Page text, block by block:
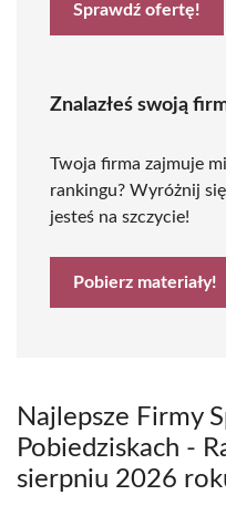
Sprawdź ofertę!
Znalazłeś swoją
Twoja firma zajmuje
rankingu? Wyróżnij
jesteś na szczycie!
Pobierz materiały!
Najlepsze Firmy
Pobiedziskach -
sierpniu 2026